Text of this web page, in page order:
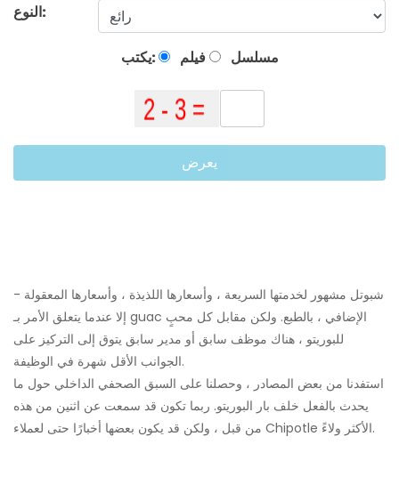
النوع:
يكتب: فيلم مسلسل
يعرض
شبوتل مشهور لخدمتها السريعة ، وأسعارها اللذيذة ، وأسعارها المعقولة -
إلا عندما يتعلق الأمر بـ guac الإضافي ، بالطبع. ولكن مقابل كل محبٍ
للبوريتو ، هناك موظف سابق أو مدير سابق يتوق إلى التركيز على
الجوانب الأقل شهرة في الوظيفة.
استفدنا من بعض المصادر ، وحصلنا على السبق الصحفي الداخلي حول ما
يحدث بالفعل خلف بار البوريتو. ربما تكون قد سمعت عن اثنين من هذه
من قبل ، ولكن قد يكون بعضها أخبارًا حتى لعملاء Chipotle الأكثر ولاءً.